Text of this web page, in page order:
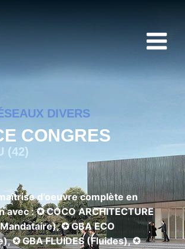
DIVERS
CONGRES
(42)
d’oeuvre complète en
avec : ✪ COCO ARCHITECTURE
✪ GBA ECO
✪ GBA FLUIDES (Fluides), ✪